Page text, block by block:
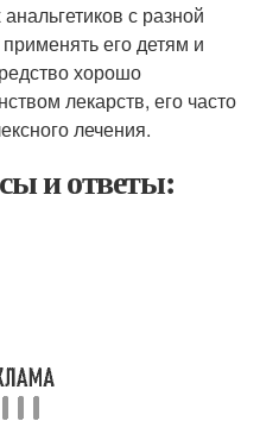
с разной
его детям и
хорошо
лекарств, его часто
лечения.
и ответы: